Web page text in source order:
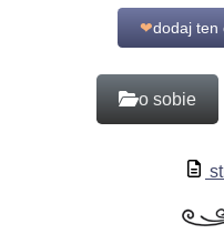
❤dodaj ten
o sobie